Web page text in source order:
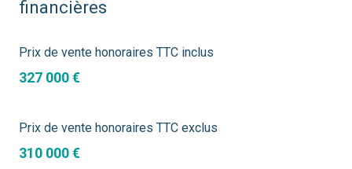
financières
Prix de vente honoraires TTC inclus
327 000 €
Prix de vente honoraires TTC exclus
310 000 €